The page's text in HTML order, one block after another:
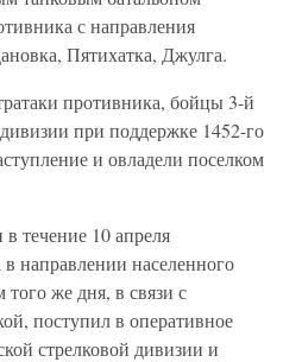
с направления
Пятихатка, Джулга.
противника, бойцы 3-й
при поддержке 1452-го
и овладели поселком
течение 10 апреля
направлении населенного
же дня, в связи с
поступил в оперативное
стрелковой дивизии и